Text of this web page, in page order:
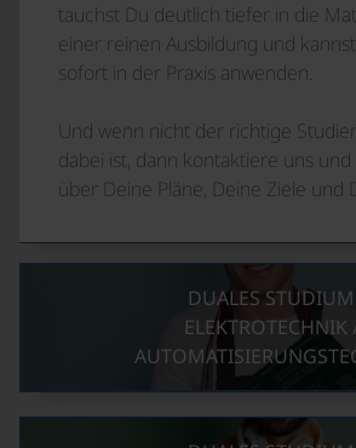
tauchst Du deutlich tiefer in die
einer reinen Ausbildung und
sofort in der Praxis anwenden.
Und wenn nicht der richtige
dabei ist, dann kontaktiere uns
über Deine Pläne, Deine Ziele und
DUALES STUDIUM
ELEKTROTECHNIK